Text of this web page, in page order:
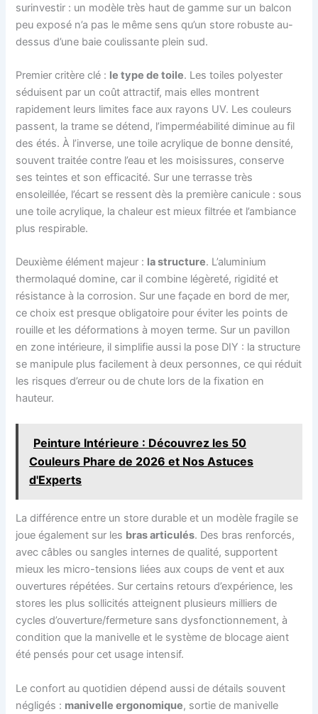
surinvestir : un modèle très haut de gamme sur un balcon
peu exposé n’a pas le même sens qu’un store robuste au-
dessus d’une baie coulissante plein sud.
Premier critère clé : le type de toile. Les toiles polyester
séduisent par un coût attractif, mais elles montrent
rapidement leurs limites face aux rayons UV. Les couleurs
passent, la trame se détend, l’imperméabilité diminue au fil
des étés. À l’inverse, une toile acrylique de bonne densité,
souvent traitée contre l’eau et les moisissures, conserve
ses teintes et son efficacité. Sur une terrasse très
ensoleillée, l’écart se ressent dès la première canicule : sous
une toile acrylique, la chaleur est mieux filtrée et l’ambiance
plus respirable.
Deuxième élément majeur : la structure. L’aluminium
thermolaqué domine, car il combine légèreté, rigidité et
résistance à la corrosion. Sur une façade en bord de mer,
ce choix est presque obligatoire pour éviter les points de
rouille et les déformations à moyen terme. Sur un pavillon
en zone intérieure, il simplifie aussi la pose DIY : la structure
se manipule plus facilement à deux personnes, ce qui réduit
les risques d’erreur ou de chute lors de la fixation en
hauteur.
Peinture Intérieure : Découvrez les 50
Couleurs Phare de 2026 et Nos Astuces
d'Experts
La différence entre un store durable et un modèle fragile se
joue également sur les bras articulés. Des bras renforcés,
avec câbles ou sangles internes de qualité, supportent
mieux les micro-tensions liées aux coups de vent et aux
ouvertures répétées. Sur certains retours d’expérience, les
stores les plus sollicités atteignent plusieurs milliers de
cycles d’ouverture/fermeture sans dysfonctionnement, à
condition que la manivelle et le système de blocage aient
été pensés pour cet usage intensif.
Le confort au quotidien dépend aussi de détails souvent
négligés : manivelle ergonomique, sortie de manivelle